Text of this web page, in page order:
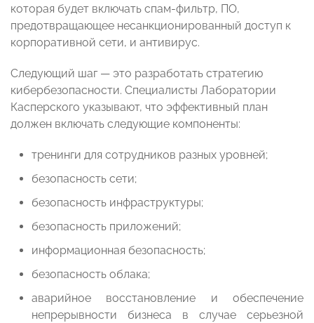
которая будет включать спам-фильтр, ПО,
предотвращающее несанкционированный доступ к
корпоративной сети, и антивирус.
Следующий шаг — это разработать стратегию
кибербезопасности. Специалисты Лаборатории
Касперского указывают, что эффективный план
должен включать следующие компоненты:
тренинги для сотрудников разных уровней;
безопасность сети;
безопасность инфраструктуры;
безопасность приложений;
информационная безопасность;
безопасность облака;
аварийное восстановление и обеспечение
непрерывности бизнеса в случае серьезной